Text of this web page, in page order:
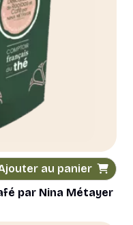
au panier
par Nina Métayer